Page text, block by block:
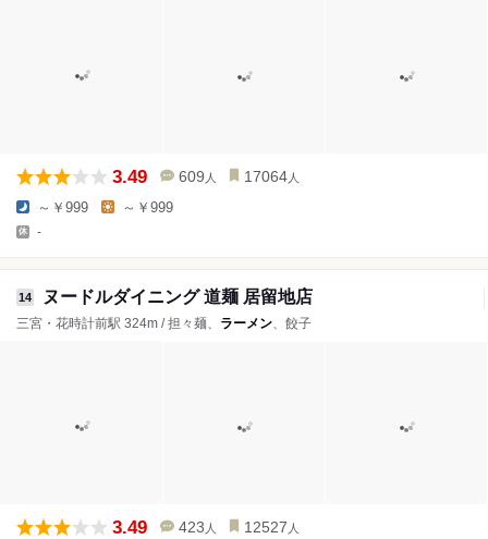
3.49 609 人 17064 人
～￥999 ～￥999
-
14 ヌードルダイニング 道麺 居留地店
三宮・花時計前駅 324m / 担々麺、 ラーメン、餃子
3.49 423 人 12527 人